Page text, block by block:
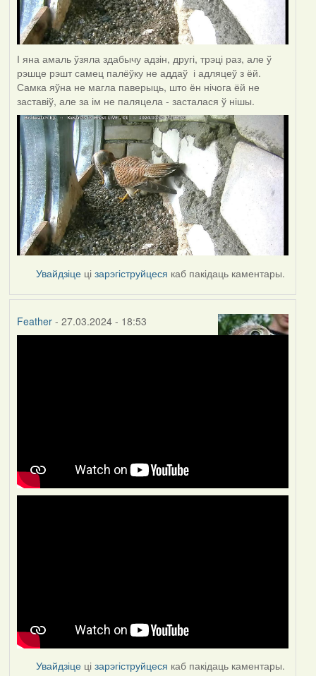
І яна амаль ўзяла здабычу адзін, другі, трэці раз, але ў
рэшце рэшт самец палёўку не аддаў і адляцеў з ёй.
Самка яўна не магла паверыць, што ён нічога ёй не
заставіў, але за ім не паляцела - засталася ў нішы.
Увайдзіце цізарэгіструйцеся каб пакідаць каментары.
Feather- 27.03.2024 - 18:53
Увайдзіце цізарэгіструйцеся каб пакідаць каментары.